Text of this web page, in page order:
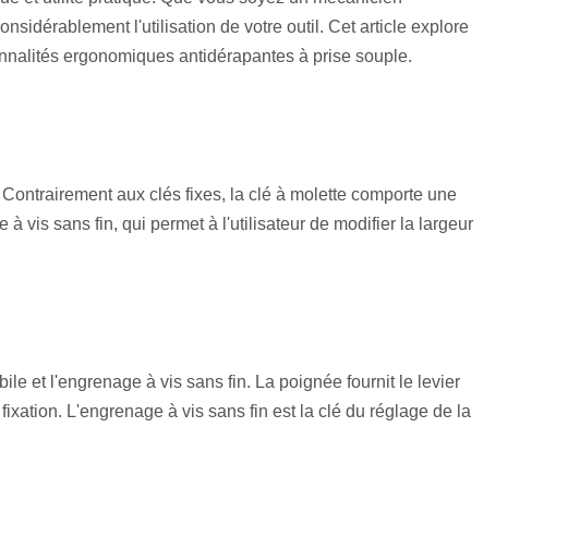
l'utilisation de votre outil. Cet article explore
ergonomiques antidérapantes à prise souple.
aux clés fixes, la clé à molette comporte une
vis sans fin, qui permet à l'utilisateur de modifier la largeur
et l'engrenage à vis sans fin. La poignée fournit le levier
L'engrenage à vis sans fin est la clé du réglage de la